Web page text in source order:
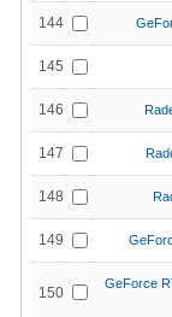
144
145
146
147
148
149
150
GeForce